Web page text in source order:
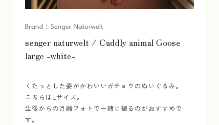
Brand ： Senger Naturwelt
senger naturwelt / Cuddly animal Goose
large -white-
くたっとした姿がかわいいガチョウのぬいぐるみ。
こちらはLサイズ。
生後からの月齢フォトで一緒に撮るのがおすすめで
す。